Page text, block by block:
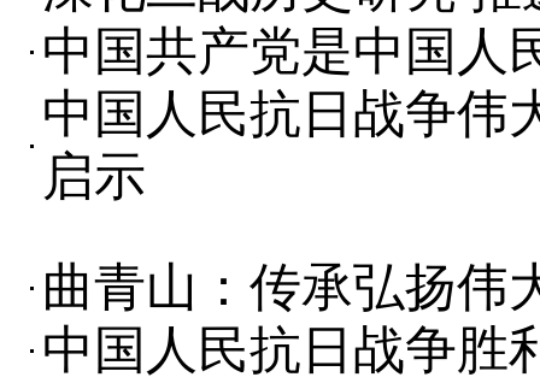
中国共产党是中国人
中国人民抗日战争伟
启示
曲青山：传承弘扬伟
中国人民抗日战争胜